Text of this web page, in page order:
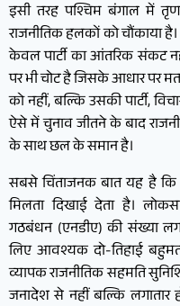
इसी तरह पश्चिम बंगाल में
राजनीतिक हलकों को चौंकाया
केवल पार्टी का आंतरिक संकट
पर भी चोट है जिसके आधार पर
को नहीं, बल्कि उसकी पार्टी,
ऐसे में चुनाव जीतने के बाद
के साथ छल के समान है।
सबसे चिंताजनक बात यह है कि
मिलता दिखाई देता है।
गठबंधन (एनडीए) की संख्या
लिए आवश्यक दो-तिहाई
व्यापक राजनीतिक सहमति
जनादेश से नहीं बल्कि लगातार